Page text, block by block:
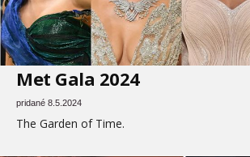
Met Gala 2024
pridané 8.5.2024
The Garden of Time.